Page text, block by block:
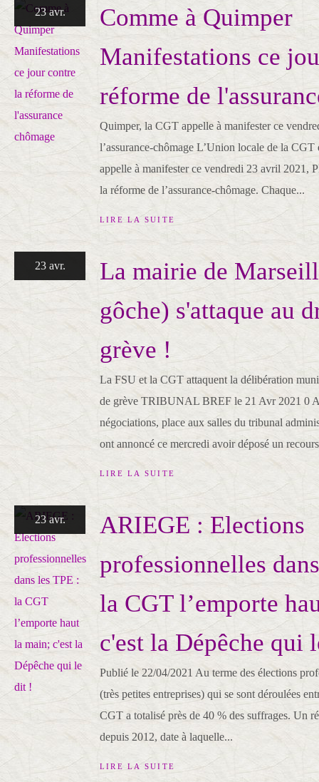
23 avr.
Comme à Quimper
Manifestations ce
réforme de
Quimper, la CGT appelle à manifester ce
l’assurance-chômage L’Union locale de la
appelle à manifester ce vendredi 23 avril 2021,
la réforme de l’assurance-chômage. Chaque...
LIRE LA SUITE
23 avr.
La mairie de
gôche) s'attaque au
grève !
La FSU et la CGT attaquent la délibération
de grève TRIBUNAL BREF le 21 Avr 2021 0
négociations, place aux salles du tribunal
ont annoncé ce mercredi avoir déposé un
LIRE LA SUITE
23 avr.
ARIEGE : Elections
professionnelles
la CGT l’emporte
c'est la Dépêche qui
Publié le 22/04/2021 Au terme des élections
(très petites entreprises) qui se sont déroulées
CGT a totalisé près de 40 % des suffrages. Un
depuis 2012, date à laquelle...
LIRE LA SUITE